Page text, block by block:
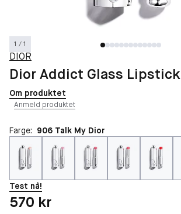
1 / 1
DIOR
Dior Addict Glass Lipstick
Om produktet
Anmeld produktet
Farge: 906 Talk My Dior
Test nå!
Pris: 570 kr
570 kr